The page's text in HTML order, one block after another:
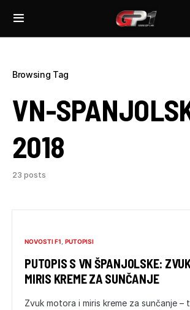
Browsing Tag
VN-
2018
23 posts
NOVOSTI F1 PUTOPISI
PUTOPIS S VN ŠPANJOLSKE:
MIRIS KREME ZA SUNČANJE
Zvuk motora i miris kreme za sunčanje –